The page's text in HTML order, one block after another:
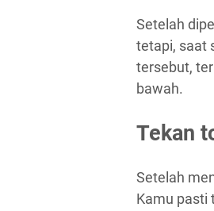
Setelah
tetapi, saat
tersebut,
bawah.
Tekan
Setelah
Kamu pasti